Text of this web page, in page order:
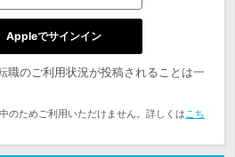
Appleでサインイン
職のご利用状況が投稿されることは一
のためご利用いただけません。詳しくは こち